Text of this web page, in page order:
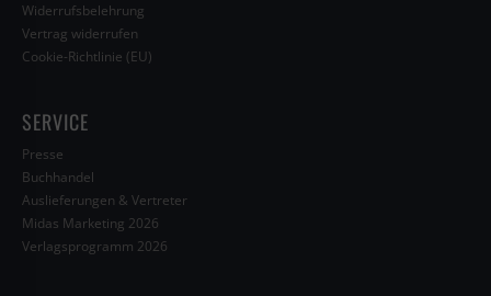
Widerrufsbelehrung
Vertrag widerrufen
Cookie-Richtlinie (EU)
SERVICE
Presse
Buchhandel
Auslieferungen & Vertreter
Midas Marketing 2026
Verlagsprogramm 2026